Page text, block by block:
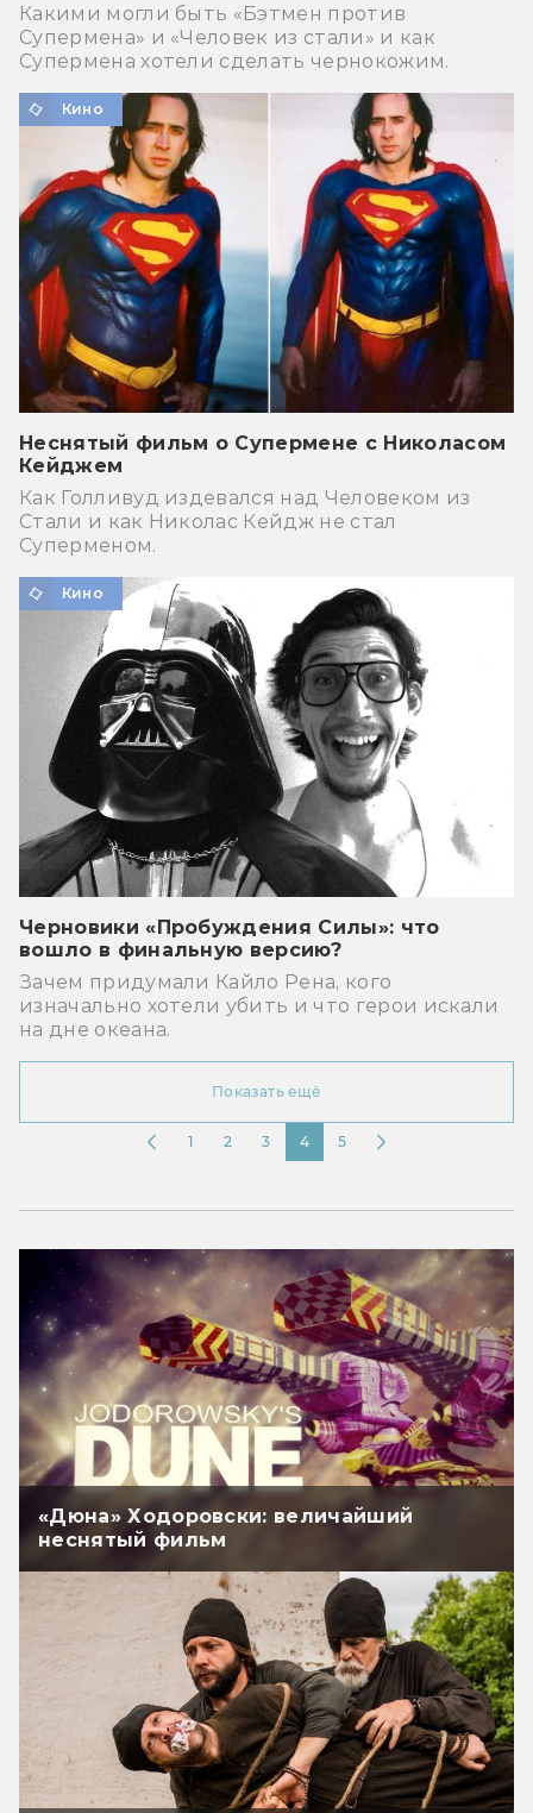
Какими могли быть «Бэтмен против
Супермена» и «Человек из стали» и как
Супермена хотели сделать чернокожим.
Кино
Неснятый фильм о Супермене с Николасом
Кейджем
Как Голливуд издевался над Человеком из
Стали и как Николас Кейдж не стал
Суперменом.
Кино
Черновики «Пробуждения Силы»: что
вошло в финальную версию?
Зачем придумали Кайло Рена, кого
изначально хотели убить и что герои искали
на дне океана.
Показать ещё
1 2 3 4 5
«Дюна» Ходоровски: величайший
неснятый фильм